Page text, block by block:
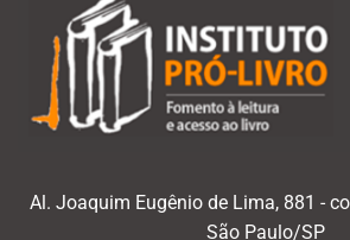
Al. Joaquim Eugênio de Lima, 881 -
São Paulo/SP